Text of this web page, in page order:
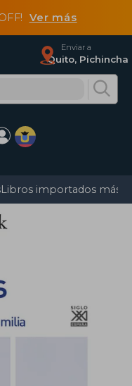
Ver más
Enviar a
Quito, Pichincha
Libros importados más